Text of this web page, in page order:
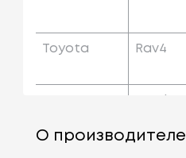
Toyota Rav4
О производителе